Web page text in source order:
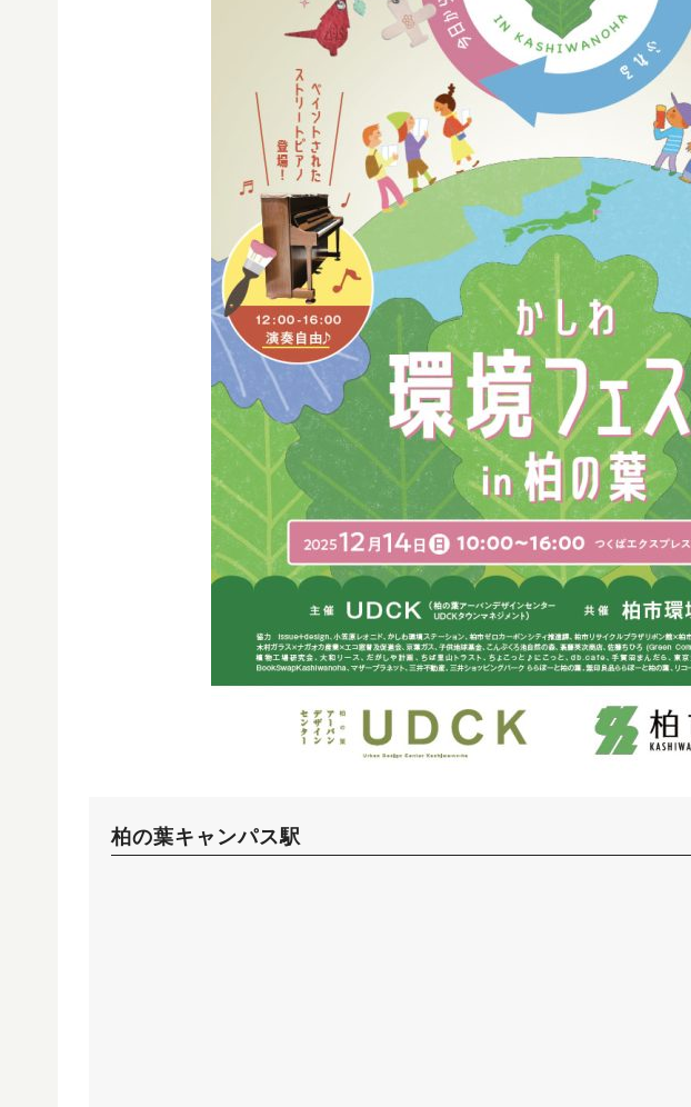
柏の葉キャンパス駅